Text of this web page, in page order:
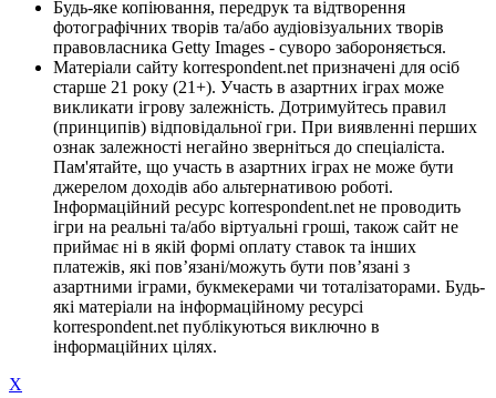
Будь-яке копіювання, передрук та відтворення
фотографічних творів та/або аудіовізуальних творів
правовласника Getty Images - суворо забороняється.
Матеріали сайту korrespondent.net призначені для осіб
старше 21 року (21+). Участь в азартних іграх може
викликати ігрову залежність. Дотримуйтесь правил
(принципів) відповідальної гри. При виявленні перших
ознак залежності негайно зверніться до спеціаліста.
Пам'ятайте, що участь в азартних іграх не може бути
джерелом доходів або альтернативою роботі.
Інформаційний ресурс korrespondent.net не проводить
ігри на реальні та/або віртуальні гроші, також сайт не
приймає ні в якій формі оплату ставок та інших
платежів, які пов’язані/можуть бути пов’язані з
азартними іграми, букмекерами чи тоталізаторами. Будь-
які матеріали на інформаційному ресурсі
korrespondent.net публікуються виключно в
інформаційних цілях.
X